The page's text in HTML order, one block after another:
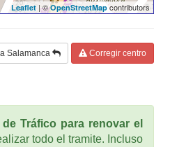
Leaflet | ©OpenStreetMapcontributors
Salamanca Corregir centro
Tráfico para renovar el
todo el tramite. Incluso